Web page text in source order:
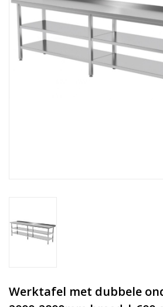
Werktafel met dubbele